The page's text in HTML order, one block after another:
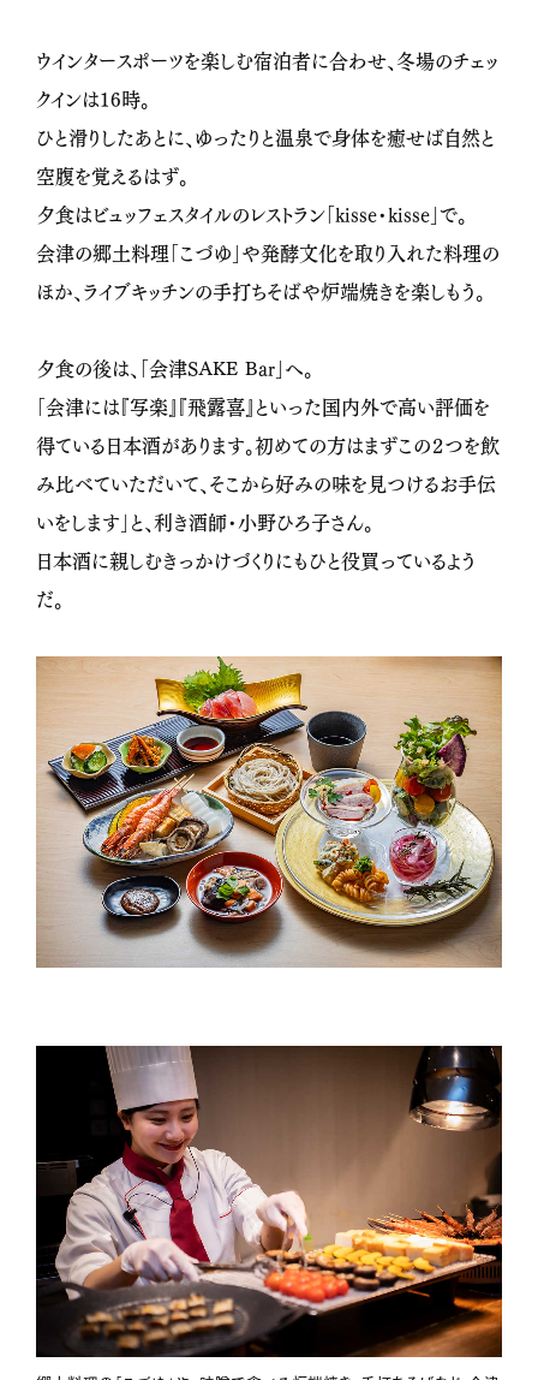
ウインタースポーツを楽しむ宿泊者に合わせ、冬場のチェッ
クインは16時。
ひと滑りしたあとに、ゆったりと温泉で身体を癒せば自然と
空腹を覚えるはず。
夕食はビュッフェスタイルのレストラン「kisse・kisse」で。
会津の郷土料理「こづゆ」や発酵文化を取り入れた料理の
ほか、ライブキッチンの手打ちそばや炉端焼きを楽しもう。
夕食の後は、「会津SAKE Bar」へ。
「会津には『写楽』『飛露喜』といった国内外で高い評価を
得ている日本酒があります。初めての方はまずこの２つを飲
み比べていただいて、そこから好みの味を見つけるお手伝
いをします」と、利き酒師・小野ひろ子さん。
日本酒に親しむきっかけづくりにもひと役買っているよう
だ。